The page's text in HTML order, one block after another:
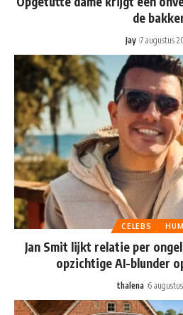
de
Jay 7 augustus
CELEBS
Jan Smit lijkt relatie per
opzichtige AI-blunder
thalena 6